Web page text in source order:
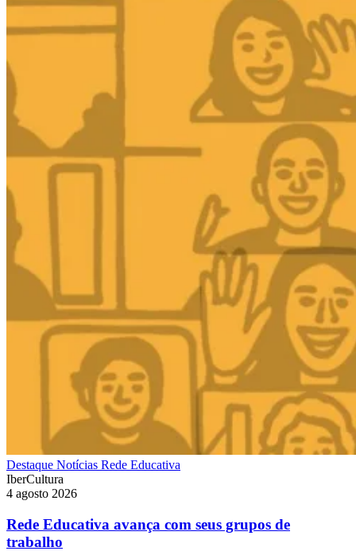
Destaque Notícias Rede Educativa
IberCultura
4 agosto 2026
Rede Educativa avança com seus grupos de
trabalho